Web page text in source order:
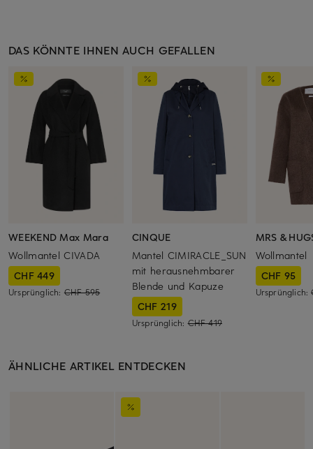
DAS KÖNNTE IHNEN AUCH GEFALLEN
WEEKEND Max Mara
Wollmantel CIVADA
CHF 449
Ursprünglich: CHF 595
CINQUE
Mantel CIMIRACLE_SUN
mit herausnehmbarer
Blende und Kapuze
CHF 219
Ursprünglich:CHF 419
MRS &
Wollmantel
CHF 95
Ursprünglich:
ÄHNLICHE ARTIKEL ENTDECKEN